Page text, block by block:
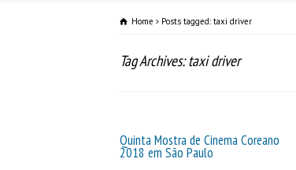
Home Posts tagged: taxi driver
Tag Archives: taxi driver
Quinta Mostra de Cinema Coreano
2018 em São Paulo